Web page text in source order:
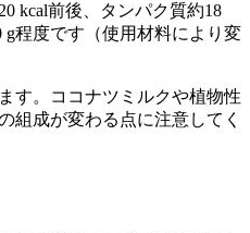
kcal前後、タンパク質約18
g程度です（使用材料により変
す。ココナツミルクや植物性
組成が変わる点に注意してく